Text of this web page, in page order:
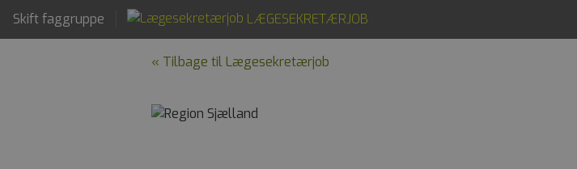
Skift faggruppe LÆGESEKRETÆRJOB
« Tilbage til Lægesekretærjob